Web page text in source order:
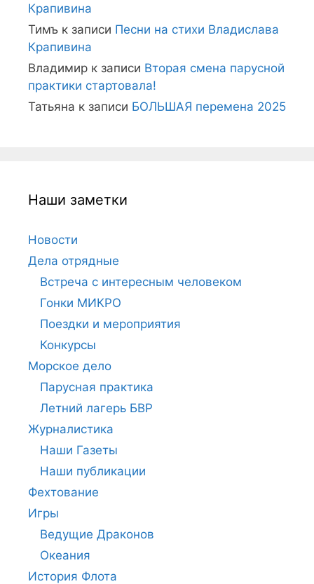
Крапивина
Тимъ к записи Песни на стихи Владислава
Крапивина
Владимир к записи Вторая смена парусной
практики стартовала!
Татьяна к записи БОЛЬШАЯ перемена 2025
Наши заметки
Новости
Дела отрядные
Встреча с интересным человеком
Гонки МИКРО
Поездки и мероприятия
Конкурсы
Морское дело
Парусная практика
Летний лагерь БВР
Журналистика
Наши Газеты
Наши публикации
Фехтование
Игры
Ведущие Драконов
Океания
История Флота